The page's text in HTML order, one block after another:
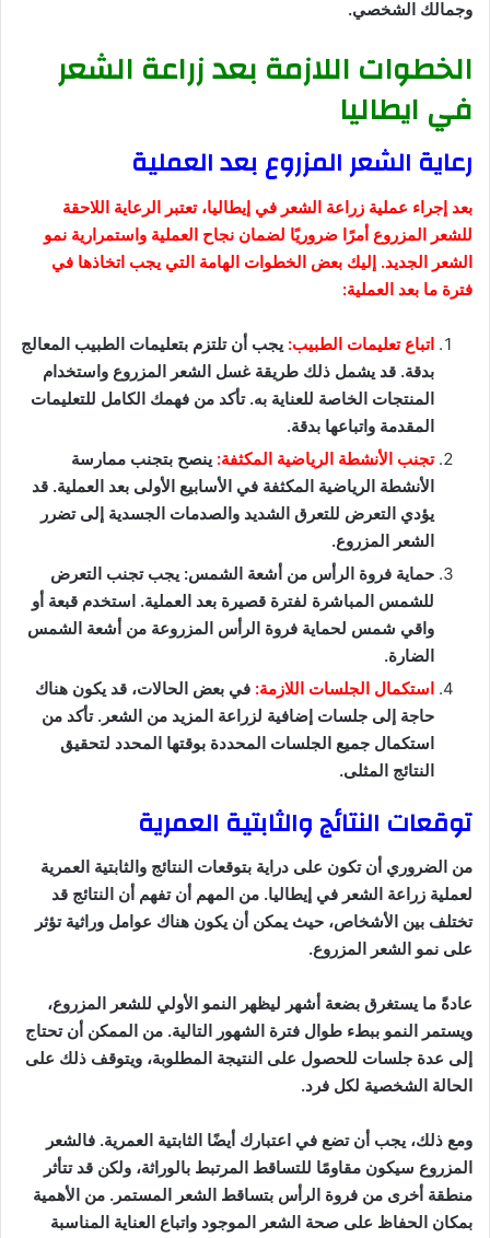
وجمالك الشخصي.
الخطوات اللازمة بعد زراعة الشعر
في ايطاليا
رعاية الشعر المزروع بعد العملية
بعد إجراء عملية زراعة الشعر في إيطاليا، تعتبر الرعاية اللاحقة
للشعر المزروع أمرًا ضروريًا لضمان نجاح العملية واستمرارية نمو
الشعر الجديد. إليك بعض الخطوات الهامة التي يجب اتخاذها في
فترة ما بعد العملية:
اتباع تعليمات الطبيب: يجب أن تلتزم بتعليمات الطبيب المعالج
بدقة. قد يشمل ذلك طريقة غسل الشعر المزروع واستخدام
المنتجات الخاصة للعناية به. تأكد من فهمك الكامل للتعليمات
المقدمة واتباعها بدقة.
تجنب الأنشطة الرياضية المكثفة: ينصح بتجنب ممارسة
الأنشطة الرياضية المكثفة في الأسابيع الأولى بعد العملية. قد
يؤدي التعرض للتعرق الشديد والصدمات الجسدية إلى تضرر
الشعر المزروع.
حماية فروة الرأس من أشعة الشمس: يجب تجنب التعرض
للشمس المباشرة لفترة قصيرة بعد العملية. استخدم قبعة أو
واقي شمس لحماية فروة الرأس المزروعة من أشعة الشمس
الضارة.
استكمال الجلسات اللازمة: في بعض الحالات، قد يكون هناك
حاجة إلى جلسات إضافية لزراعة المزيد من الشعر. تأكد من
استكمال جميع الجلسات المحددة بوقتها المحدد لتحقيق
النتائج المثلى.
توقعات النتائج والثابتية العمرية
من الضروري أن تكون على دراية بتوقعات النتائج والثابتية العمرية
لعملية زراعة الشعر في إيطاليا. من المهم أن تفهم أن النتائج قد
تختلف بين الأشخاص، حيث يمكن أن يكون هناك عوامل وراثية تؤثر
على نمو الشعر المزروع.
عادةً ما يستغرق بضعة أشهر ليظهر النمو الأولي للشعر المزروع،
ويستمر النمو ببطء طوال فترة الشهور التالية. من الممكن أن تحتاج
إلى عدة جلسات للحصول على النتيجة المطلوبة، ويتوقف ذلك على
الحالة الشخصية لكل فرد.
ومع ذلك، يجب أن تضع في اعتبارك أيضًا الثابتية العمرية. فالشعر
المزروع سيكون مقاومًا للتساقط المرتبط بالوراثة، ولكن قد تتأثر
منطقة أخرى من فروة الرأس بتساقط الشعر المستمر. من الأهمية
بمكان الحفاظ على صحة الشعر الموجود واتباع العناية المناسبة